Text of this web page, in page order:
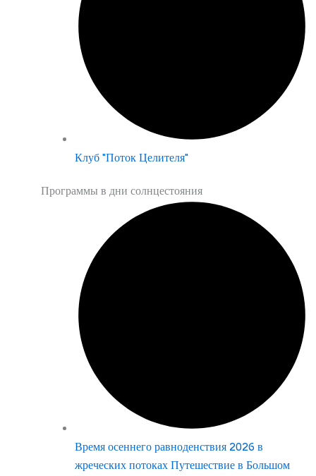
Клуб "Поток Целителя"
Программы в дни солнцестояния
Время осеннего равноденствия 2026 в
жреческих потоках Путешествие в Большом